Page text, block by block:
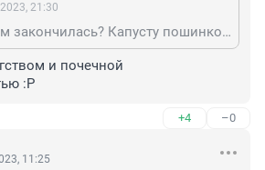
21:30
KAPUsTIN И чем закончилась? Капусту пошинковал наверное?
и почечной
:Р
+4 –0
11:25